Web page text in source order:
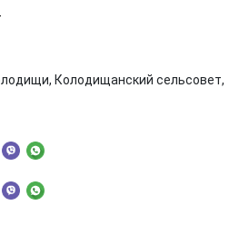
Колодищанский сельсовет,